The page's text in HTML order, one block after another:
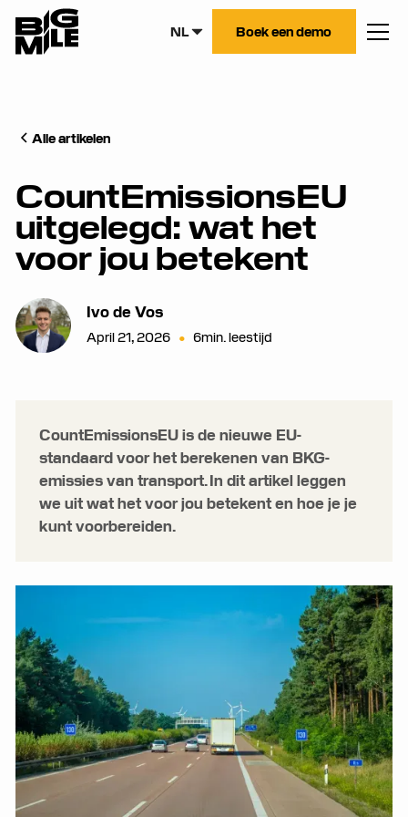
NL Boek een demo
Alle artikelen
CountEmissionsEU
uitgelegd: wat het
voor jou betekent
Ivo de Vos
April 21, 2026 • 6min. leestijd
CountEmissionsEU is de nieuwe EU-
standaard voor het berekenen van BKG-
emissies van transport. In dit artikel leggen
we uit wat het voor jou betekent en hoe je je
kunt voorbereiden.